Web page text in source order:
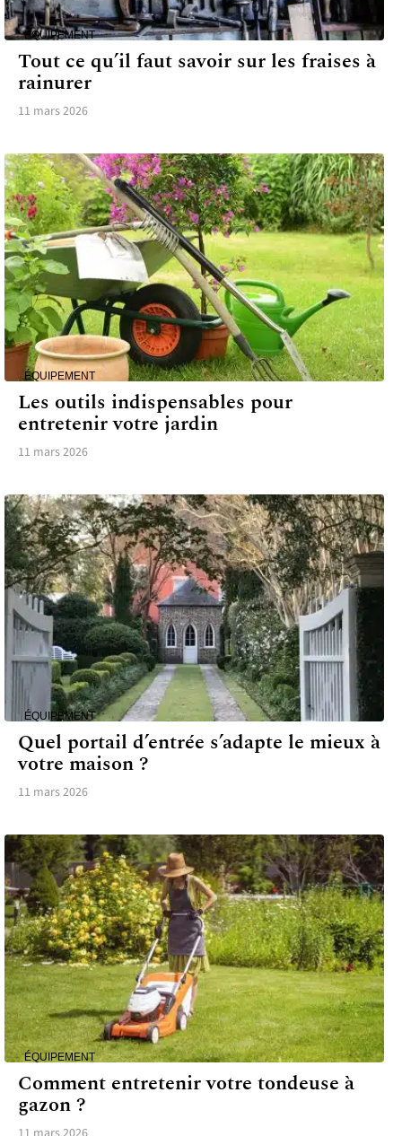
ÉQUIPEMENT
Tout ce qu’il faut savoir sur les fraises à
rainurer
11 mars 2026
ÉQUIPEMENT
Les outils indispensables pour
entretenir votre jardin
11 mars 2026
ÉQUIPEMENT
Quel portail d’entrée s’adapte le mieux à
votre maison ?
11 mars 2026
ÉQUIPEMENT
Comment entretenir votre tondeuse à
gazon ?